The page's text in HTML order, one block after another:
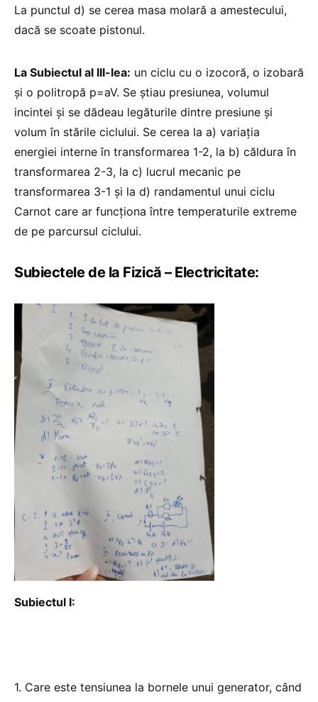
La punctul d) se cerea masa molară a amestecului,
dacă se scoate pistonul.
La Subiectul al III-lea: un ciclu cu o izocoră, o izobară
și o politropă p=aV. Se știau presiunea, volumul
incintei și se dădeau legăturile dintre presiune și
volum în stările ciclului. Se cerea la a) variația
energiei interne în transformarea 1-2, la b) căldura în
transformarea 2-3, la c) lucrul mecanic pe
transformarea 3-1 și la d) randamentul unui ciclu
Carnot care ar funcționa între temperaturile extreme
de pe parcursul ciclului.
Subiectele de la Fizică – Electricitate:
Subiectul I:
1. Care este tensiunea la bornele unui generator, când